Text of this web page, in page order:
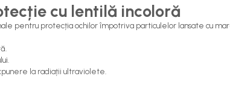
cu lentilă incoloră
pentru protecția ochilor împotriva particulelor lansate cu
la radiații ultraviolete.